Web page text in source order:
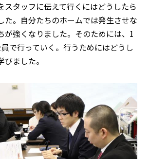
スタッフに伝えて行くにはどうしたら
た。自分たちのホームでは発生させな
が強くなりました。そのためには、1
で行っていく。行うためにはどうし
ました。